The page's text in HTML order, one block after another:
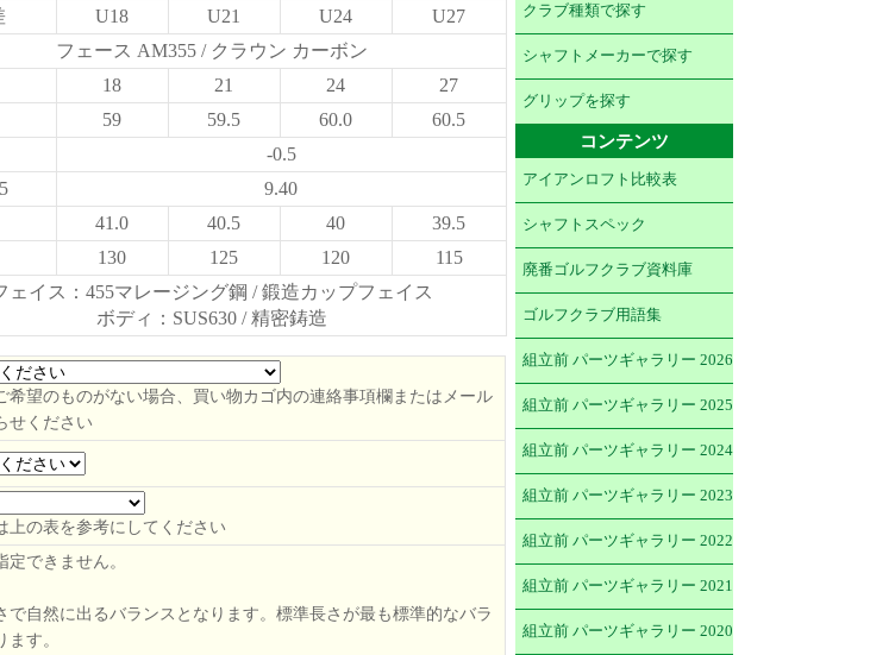
U18 U21 U24
U27
フェース AM355 / クラウン カーボン
18 21 24
27
59 59.5 60.0
60.5
-0.5
9.40
41.0 40.5 40
39.5
130 125 120 115
ェイス：455マレージング鋼 / 鍛造カップフェイス
ボディ：SUS630 / 精密鋳造
希望のものがない場合、買い物カゴ内の連絡事項欄またはメール
せください
上の表を参考にしてください
定できません。
で自然に出るバランスとなります。標準長さが最も標準的なバラ
ます。
クラブ種類で探す
シャフトメーカーで探す
グリップを探す
コンテンツ
アイアンロフト比較表
シャフトスペック
廃番ゴルフクラブ資料庫
ゴルフクラブ用語集
組立前 パーツギャラリー 2026
組立前 パーツギャラリー 2025
組立前 パーツギャラリー 2024
組立前 パーツギャラリー 2023
組立前 パーツギャラリー 2022
組立前 パーツギャラリー 2021
組立前 パーツギャラリー 2020